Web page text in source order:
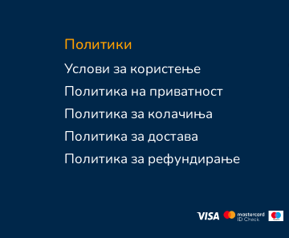
Политики
Услови за користење
Политика на приватност
Политика за колачиња
Политика за достава
Политика за рефундирање